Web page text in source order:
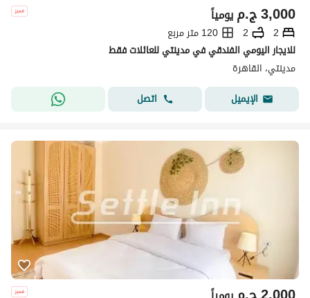
ج.م3,000 يومياً
2
2
120 متر مربع
للايجار اليومي الفندقي في مدينتي للعائلات فقط
مدينتي، القاهرة
الإيميل
اتصل